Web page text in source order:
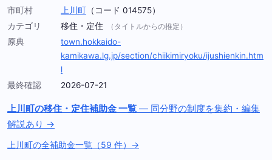
市町村
上川町 （コード 014575）
カテゴリ
移住・定住 （タイトルからの推定）
原典
town.hokkaido-
kamikawa.lg.jp/section/chiikimiryoku/ijushienkin.htm
l
最終確認
2026-07-21
上川町の移住・定住補助金 一覧 — 同分野の制度を集約・編集
解説あり →
上川町の全補助金一覧（59 件）→